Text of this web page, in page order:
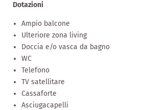
Dotazioni
Ampio balcone
Ulteriore zona living
Doccia e/o vasca da bagno
WC
Telefono
TV satellitare
Cassaforte
Asciugacapelli